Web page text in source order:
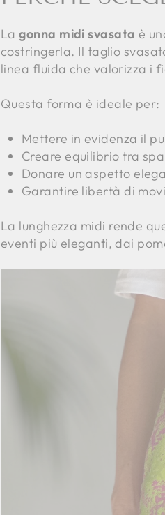
Lagonna midi svasata è
costringerla. Il taglio
linea fluida che valorizza i
Questa forma è ideale per:
Mettere in evidenza il
Creare equilibrio tra
Donare un aspetto
Garantire libertà di
La lunghezza midi rende
eventi più eleganti, dai